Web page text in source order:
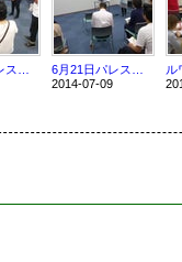
2014-07-09